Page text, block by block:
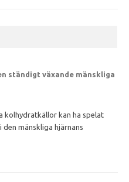
ständigt växande mänskliga
kolhydratkällor kan ha spelat
mänskliga hjärnans